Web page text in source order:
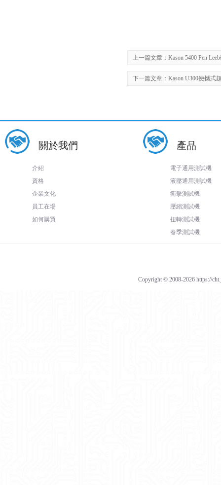
上一篇文章： Kason 5400 Pen
下一篇文章： Kason U300便攜式
關於我們
介紹
資格
企業文化
員工在場
如何購買
產品
電子通用測試機
液壓通用測試機
衝擊測試機
壓縮測試機
扭轉測試機
春季測試機
Copyright © 2008-2026 https://